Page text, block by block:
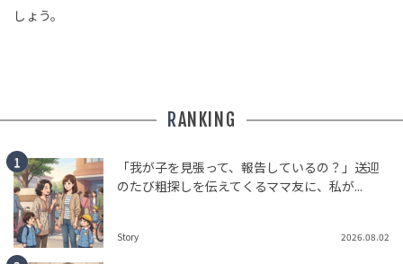
しょう。
RANKING
「我が子を見張って、報告しているの？」送迎
のたび粗探しを伝えてくるママ友に、私が...
Story 2026.08.02